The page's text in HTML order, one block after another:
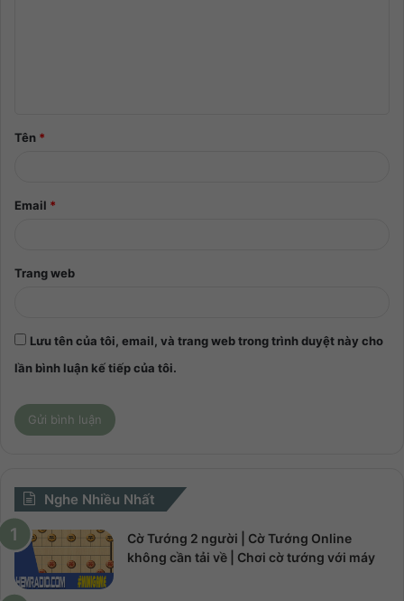
Tên *
Email *
Trang web
Lưu tên của tôi, email, và trang web trong trình duyệt này cho
lần bình luận kế tiếp của tôi.
Nghe Nhiều Nhất
Cờ Tướng 2 người | Cờ Tướng Online
không cần tải về | Chơi cờ tướng với máy